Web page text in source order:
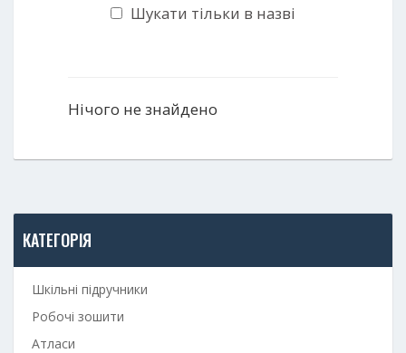
Шукати тільки в назві
Нічого не знайдено
КАТЕГОРІЯ
Шкільні підручники
Робочі зошити
Атласи